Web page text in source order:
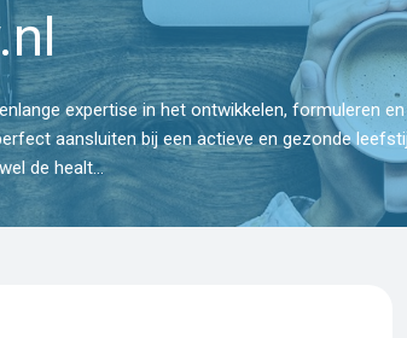
expertise in het ontwikkelen, formuleren
aansluiten bij een actieve en gezonde
de healt...